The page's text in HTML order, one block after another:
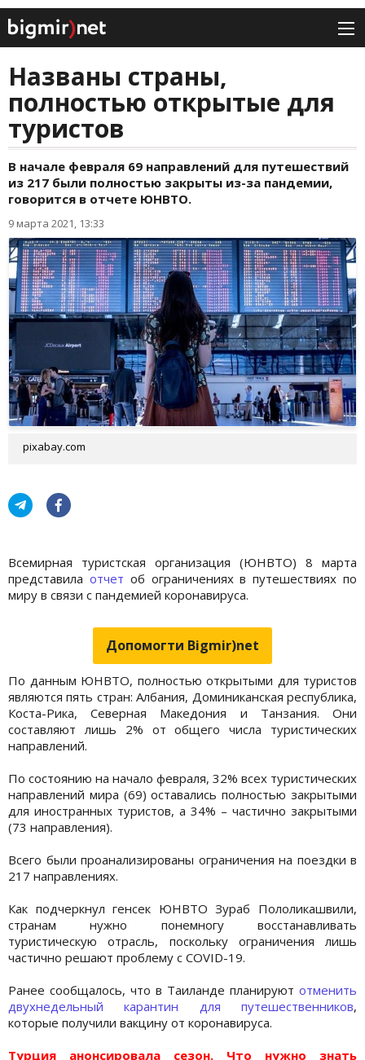
Названы страны,
полностью открытые для
туристов
В начале февраля 69 направлений для путешествий
из 217 были полностью закрыты из-за пандемии,
говорится в отчете ЮНВТО.
9 марта 2021, 13:33
pixabay.com
Всемирная туристская организация (ЮНВТО) 8 марта
представила отчет об ограничениях в путешествиях по
миру в связи с пандемией коронавируса.
Допомогти Bigmir)net
По данным ЮНВТО, полностью открытыми для туристов
являются пять стран: Албания, Доминиканская республика,
Коста-Рика, Северная Македония и Танзания. Они
составляют лишь 2% от общего числа туристических
направлений.
По состоянию на начало февраля, 32% всех туристических
направлений мира (69) оставались полностью закрытыми
для иностранных туристов, а 34% – частично закрытыми
(73 направления).
Всего были проанализированы ограничения на поездки в
217 направлениях.
Как подчеркнул генсек ЮНВТО Зураб Пололикашвили,
странам нужно понемногу восстанавливать
туристическую отрасль, поскольку ограничения лишь
частично решают проблему с COVID-19.
Ранее сообщалось, что в Таиланде планируют отменить
двухнедельный карантин для путешественников,
которые получили вакцину от коронавируса.
Турция анонсировала сезон. Что нужно знать